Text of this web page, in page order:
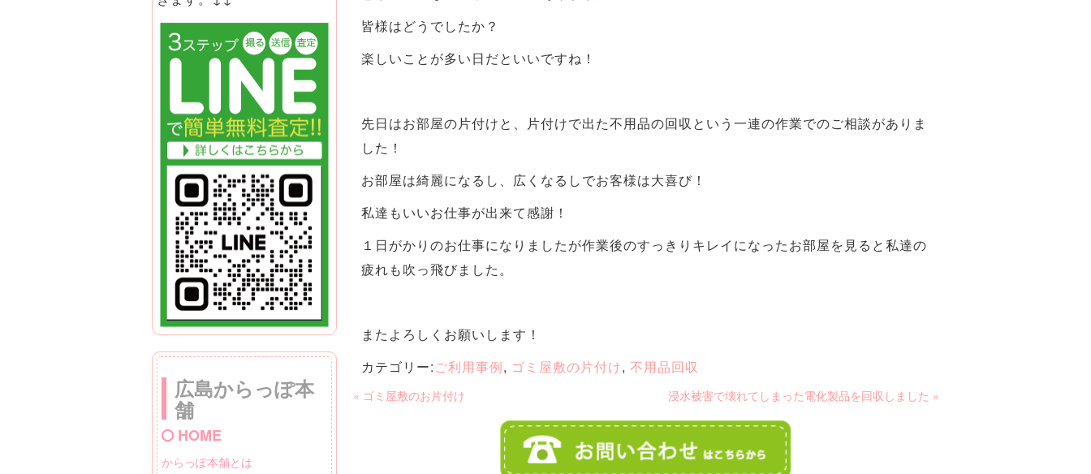
広島からっぽ本
舗
HOME
からっぽ本舗とは
皆様はどうでしたか？
楽しいことが多い日だといいですね！
先日はお部屋の片付けと、片付けで出た不用品の回収という一連の作業でのご相談がありま
した！
お部屋は綺麗になるし、広くなるしでお客様は大喜び！
私達もいいお仕事が出来て感謝！
１日がかりのお仕事になりましたが作業後のすっきりキレイになったお部屋を見ると私達の
疲れも吹っ飛びました。
またよろしくお願いします！
カテゴリー:ご利用事例, ゴミ屋敷の片付け, 不用品回収
« ゴミ屋敷のお片付け 浸水被害で壊れてしまった電化製品を回収しました »